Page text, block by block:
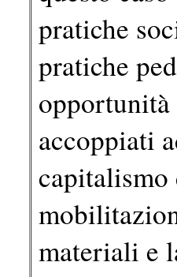
pratiche
pratiche
accoppiati
capitalismo
materiali e